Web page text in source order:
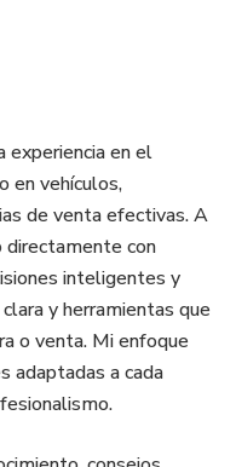
objeciones más
preocupaciones por
compra,
necesidad de
que ocultan la
se explica qué
cómo responder de
cliente comprometido.
de respuesta y
a transformar la
en una oportunidad
memorizar frases, sino
experiencia en el
en vehículos,
de venta efectivas. A
directamente con
inteligentes y
y herramientas que
o venta. Mi enfoque
adaptadas a cada